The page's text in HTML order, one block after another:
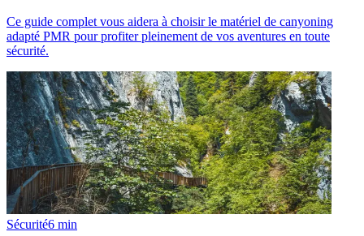
Ce guide complet vous aidera à choisir le matériel de canyoning
adapté PMR pour profiter pleinement de vos aventures en toute
sécurité.
Sécurité6 min